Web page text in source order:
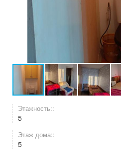
Этажность::
5
Этаж дома::
5